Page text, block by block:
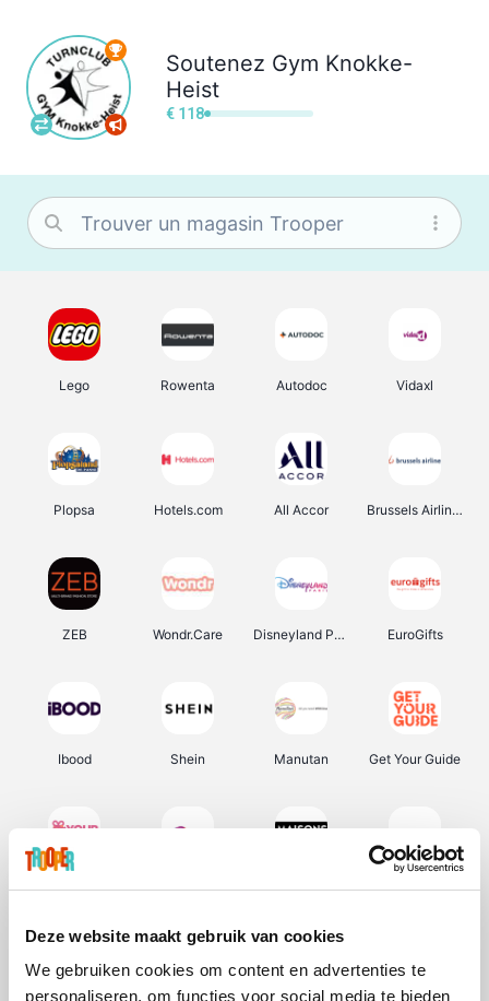
Deze website maakt gebruik van cookies
We gebruiken cookies om content en advertenties te
personaliseren, om functies voor social media te bieden
Soutenez Gym Knokke-
Heist
€ 118
Lego Rowenta Autodoc Vidaxl
Plopsa Hotels.com All Accor Brussels Airlines
ZEB Wondr.Care Disneyland Paris EuroGifts
Ibood Shein Manutan Get Your Guide